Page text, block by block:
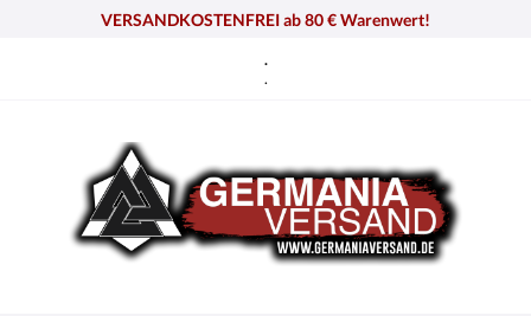
VERSANDKOSTENFREI ab 80 € Warenwert!
.
.